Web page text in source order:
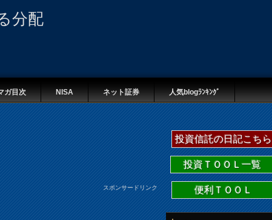
分配
ガ目次 NISA ネット証券 人気blogﾗﾝｷﾝｸﾞ
スポンサードリンク
投資信託の日記こちら
投資ＴＯＯＬ一覧
便利ＴＯＯＬ